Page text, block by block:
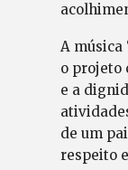
A música
o projeto
e a
de um
respeito